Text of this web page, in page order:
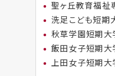
聖ヶ丘教育福祉
洗足こども短期
秋草学園短期
飯田女子短期大
上田女子短期大